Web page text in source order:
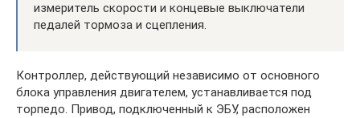
измеритель скорости и концевые выключатели
педалей тормоза и сцепления.
Контроллер, действующий независимо от основного
блока управления двигателем, устанавливается под
торпедо. Привод, подключенный к ЭБУ, расположен